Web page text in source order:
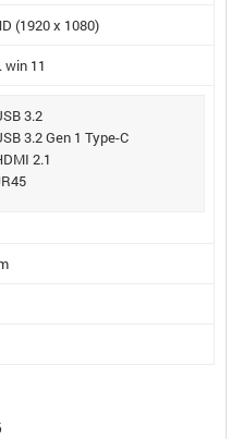
(1920 x 1080)
win 11
3.2
3.2 Gen 1 Type-C
2.1